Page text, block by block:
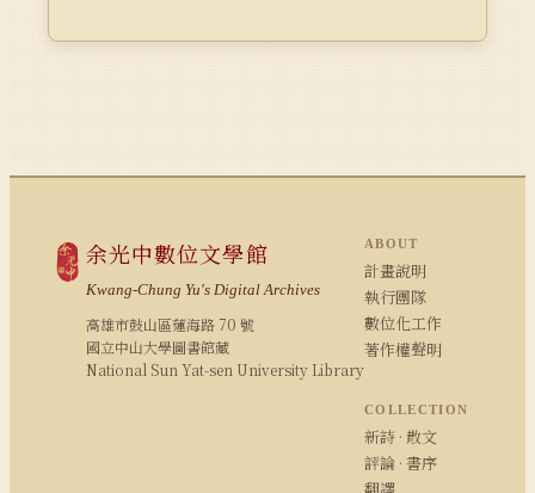
余光中數位文學館
Kwang-Chung Yu's Digital Archives
高雄市鼓山區蓮海路 70 號
國立中山大學圖書館藏
National Sun Yat-sen University Library
ABOUT
計畫說明
執行團隊
數位化工作
著作權聲明
COLLECTION
新詩 · 散文
評論 · 書序